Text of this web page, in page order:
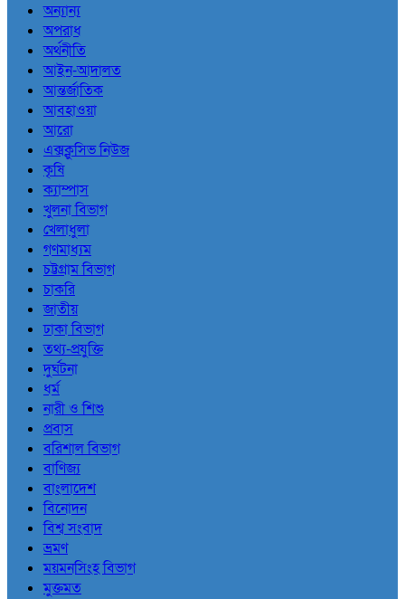
অন্যান্য
অপরাধ
অর্থনীতি
আইন-আদালত
আন্তর্জাতিক
আবহাওয়া
আরো
এক্সক্লুসিভ নিউজ
কৃষি
ক্যাম্পাস
খুলনা বিভাগ
খেলাধুলা
গণমাধ্যম
চট্টগ্রাম বিভাগ
চাকরি
জাতীয়
ঢাকা বিভাগ
তথ্য-প্রযুক্তি
দুর্ঘটনা
ধর্ম
নারী ও শিশু
প্রবাস
বরিশাল বিভাগ
বাণিজ্য
বাংলাদেশ
বিনোদন
বিশ্ব সংবাদ
ভ্রমণ
ময়মনসিংহ বিভাগ
মুক্তমত